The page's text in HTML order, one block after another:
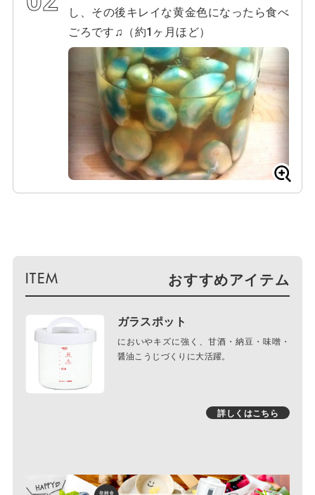
し、その後キレイな黄金色になったら食べ
ごろです♫（約1ヶ月ほど）
おすすめアイテム
ガラスポット
においやキズに強く、甘酒・納豆・味噌・
醤油こうじづくりに大活躍。
詳しくはこちら